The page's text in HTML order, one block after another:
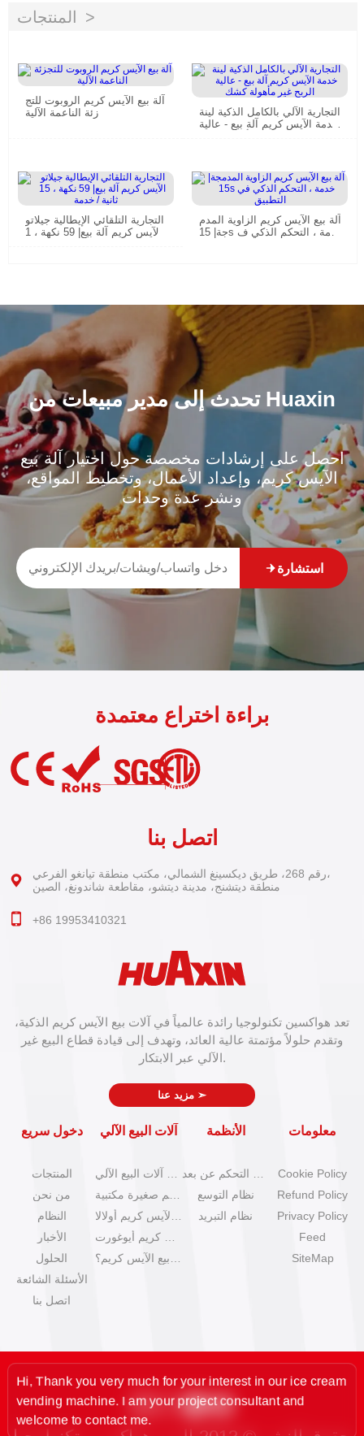
المنتجات
آلة بيع الآيس كريم الروبوت للتج
زئة الناعمة الآلية
التجارية الآلي بالكامل الذكية لينة
خدمة الآيس كريم آلة بيع - عالية
التجارية التلقائي الإيطالية جيلاتو
الآيس كريم آلة بيع| 59 نكهة ، 1
آلة بيع الآيس كريم الزاوية المدم
جة| 15s خدمة ، التحكم الذكي ف
تحدث إلى مدير مبيعات من Huaxin
احصل على إرشادات مخصصة حول اختيار آلة بيع
الآيس كريم، وإعداد الأعمال، وتخطيط المواقع،
ونشر عدة وحدات
استشارة
تعد هواكسين تكنولوجيا رائدة عالمياً في آلات بيع الآيس كريم الذكية،
وتقدم حلولاً مؤتمتة عالية العائد، وتهدف إلى قيادة قطاع البيع غير
الآلي عبر الابتكار.
➣
دخول سريع
المنتجات
من نحن
النظام
الأخبار
الحلول
الأسئلة الشائعة
اتصل بنا
آلات البيع الآلي الأنظمة
نظام التوسع
نظام التبريد
معلومات
Cookie Policy
Refund Policy
Privacy Policy
Feed
SiteMap
براءة اختراع معتمدة
اتصل بنا
رقم 268، طريق ديكسينغ الشمالي، مكتب منطقة تيانغو الفرعي،
منطقة ديتشنج، مدينة ديتشو، مقاطعة شاندونغ، الصين
+86 19953410321
you very much for your interest in our ice cream
machine. I am your project consultant and
to contact me.